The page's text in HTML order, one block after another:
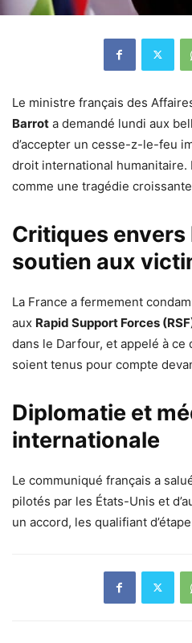
Le ministre français des
Barrot a demandé lundi aux
d’accepter un cesse-z-le-feu
droit international humanitaire.
comme une tragédie
Critiques envers
soutien aux
La France a fermement
aux Rapid Support Forces
dans le Darfour, et appelé à ce
soient tenus pour compte
Diplomatie et
internationale
Le communiqué français a
pilotés par les États-Unis et
un accord, les qualifiant